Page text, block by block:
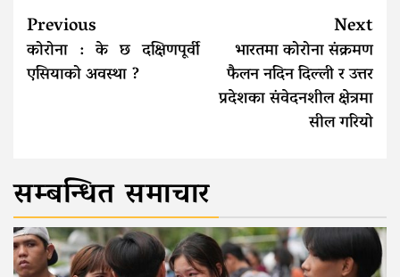
Continue
Reading
Previous
कोरोना : के छ दक्षिणपूर्वी
एसियाको अवस्था ?
Next
भारतमा कोरोना संक्रमण
फैलन नदिन दिल्ली र उत्तर
प्रदेशका संवेदनशील क्षेत्रमा
सील गरियो
सम्बन्धित समाचार